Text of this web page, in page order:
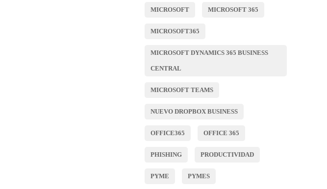
MICROSOFT MICROSOFT 365
MICROSOFT365
MICROSOFT DYNAMICS 365 BUSINESS
CENTRAL
MICROSOFT TEAMS
NUEVO DROPBOX BUSINESS
OFFICE365 OFFICE 365
PHISHING PRODUCTIVIDAD
PYME PYMES